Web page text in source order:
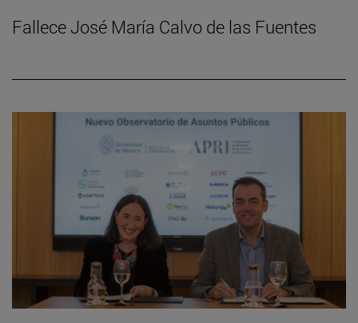
Fallece José María Calvo de las Fuentes